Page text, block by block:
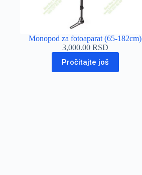
Monopod za fotoaparat (65-182cm)
3,000.00 RSD
Pročitajte još